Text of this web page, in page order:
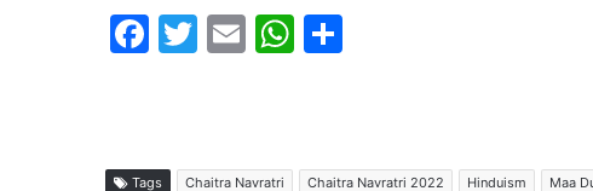
F
T
E
W
Tags Chaitra Navratri Chaitra Navratri 2022 Hinduism Maa